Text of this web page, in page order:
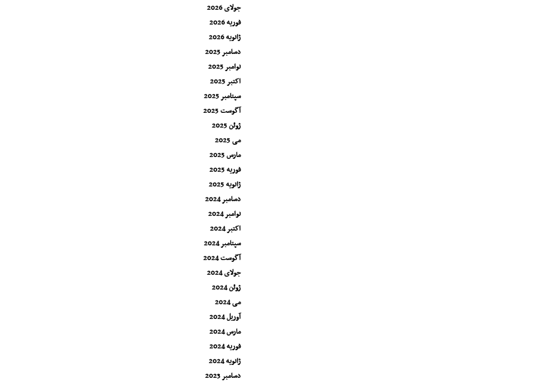
جولای 2026
فوریه 2026
ژانویه 2026
دسامبر 2025
نوامبر 2025
اکتبر 2025
سپتامبر 2025
آگوست 2025
ژوئن 2025
می 2025
مارس 2025
فوریه 2025
ژانویه 2025
دسامبر 2024
نوامبر 2024
اکتبر 2024
سپتامبر 2024
آگوست 2024
جولای 2024
ژوئن 2024
می 2024
آوریل 2024
مارس 2024
فوریه 2024
ژانویه 2024
دسامبر 2023